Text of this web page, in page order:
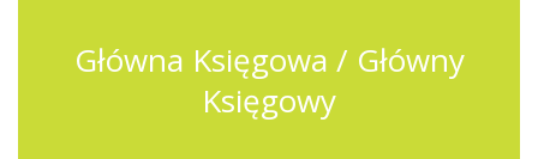
Główna Księgowa / Główny
Księgowy